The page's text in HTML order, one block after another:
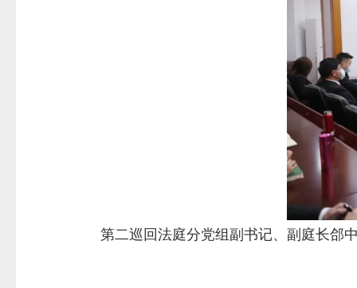
第二巡回法庭分党组副书记、副庭长郃中